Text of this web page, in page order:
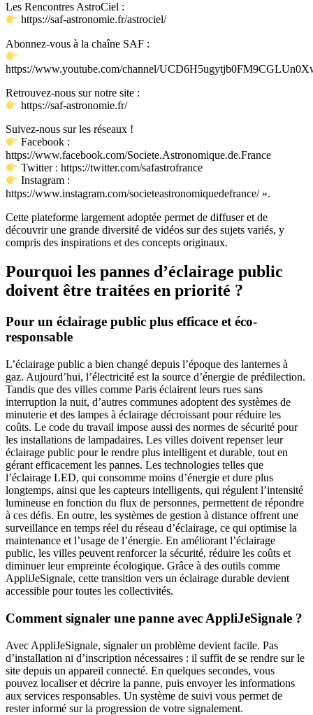
Les Rencontres AstroCiel :
https://saf-astronomie.fr/astrociel/
Abonnez-vous à la chaîne SAF :
https://www.youtube.com/channel/
Retrouvez-nous sur notre site :
https://saf-astronomie.fr/
Suivez-nous sur les réseaux !
Facebook :
https://www.facebook.com/Societe.Astronomique.de.France
Twitter : https://twitter.com/safastrofrance
Instagram :
https://www.instagram.com/societeastronomiquedefrance/ ».
Cette plateforme largement adoptée permet de diffuser et de
découvrir une grande diversité de vidéos sur des sujets variés, y
compris des inspirations et des concepts originaux.
Pourquoi les pannes d’éclairage public
doivent être traitées en priorité ?
Pour un éclairage public plus efficace et éco-
responsable
L’éclairage public a bien changé depuis l’époque des lanternes à
gaz. Aujourd’hui, l’électricité est la source d’énergie de prédilection.
Tandis que des villes comme Paris éclairent leurs rues sans
interruption la nuit, d’autres communes adoptent des systèmes de
minuterie et des lampes à éclairage décroissant pour réduire les
coûts. Le code du travail impose aussi des normes de sécurité pour
les installations de lampadaires. Les villes doivent repenser leur
éclairage public pour le rendre plus intelligent et durable, tout en
gérant efficacement les pannes. Les technologies telles que
l’éclairage LED, qui consomme moins d’énergie et dure plus
longtemps, ainsi que les capteurs intelligents, qui régulent l’intensité
lumineuse en fonction du flux de personnes, permettent de répondre
à ces défis. En outre, les systèmes de gestion à distance offrent une
surveillance en temps réel du réseau d’éclairage, ce qui optimise la
maintenance et l’usage de l’énergie. En améliorant l’éclairage
public, les villes peuvent renforcer la sécurité, réduire les coûts et
diminuer leur empreinte écologique. Grâce à des outils comme
AppliJeSignale, cette transition vers un éclairage durable devient
accessible pour toutes les collectivités.
Comment signaler une panne avec AppliJeSignale ?
Avec AppliJeSignale, signaler un problème devient facile. Pas
d’installation ni d’inscription nécessaires : il suffit de se rendre sur le
site depuis un appareil connecté. En quelques secondes, vous
pouvez localiser et décrire la panne, puis envoyer les informations
aux services responsables. Un système de suivi vous permet de
rester informé sur la progression de votre signalement.